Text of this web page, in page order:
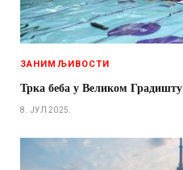
ЗАНИМЉИВОСТИ
Трка беба у Великом Градишту
8. ЈУЛ 2025.